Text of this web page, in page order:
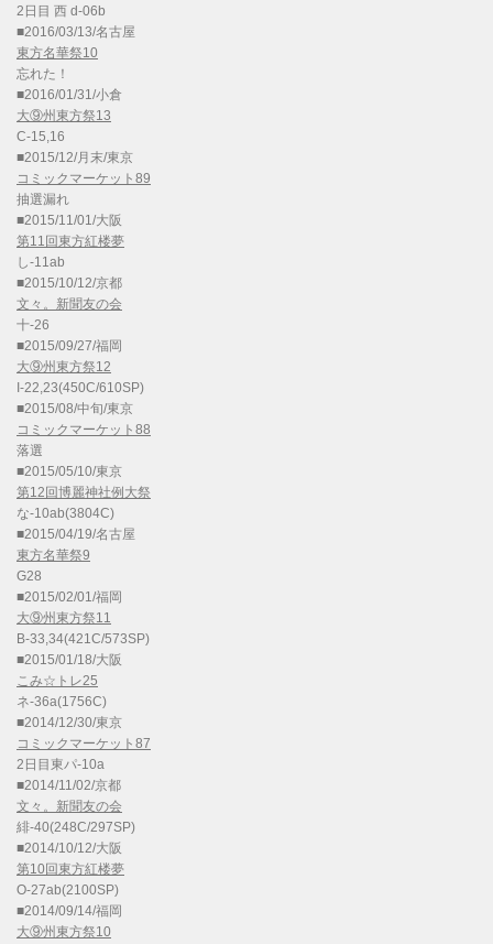
2日目 西 d-06b
■2016/03/13/名古屋
東方名華祭10
忘れた！
■2016/01/31/小倉
大⑨州東方祭13
C-15,16
■2015/12/月末/東京
コミックマーケット89
抽選漏れ
■2015/11/01/大阪
第11回東方紅楼夢
し-11ab
■2015/10/12/京都
文々。新聞友の会
十-26
■2015/09/27/福岡
大⑨州東方祭12
I-22,23(450C/610SP)
■2015/08/中旬/東京
コミックマーケット88
落選
■2015/05/10/東京
第12回博麗神社例大祭
な-10ab(3804C)
■2015/04/19/名古屋
東方名華祭9
G28
■2015/02/01/福岡
大⑨州東方祭11
B-33,34(421C/573SP)
■2015/01/18/大阪
こみ☆トレ25
ネ-36a(1756C)
■2014/12/30/東京
コミックマーケット87
2日目東パ-10a
■2014/11/02/京都
文々。新聞友の会
緋-40(248C/297SP)
■2014/10/12/大阪
第10回東方紅楼夢
O-27ab(2100SP)
■2014/09/14/福岡
大⑨州東方祭10